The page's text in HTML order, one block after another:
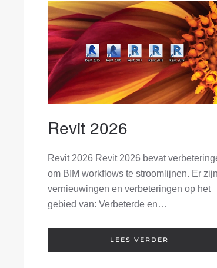
Revit 2026
Revit 2026 Revit 2026 bevat
om BIM workflows te stroomlijnen. Er zijn
vernieuwingen en verbeteringen op het
gebied van: Verbeterde en…
LEES VERDER